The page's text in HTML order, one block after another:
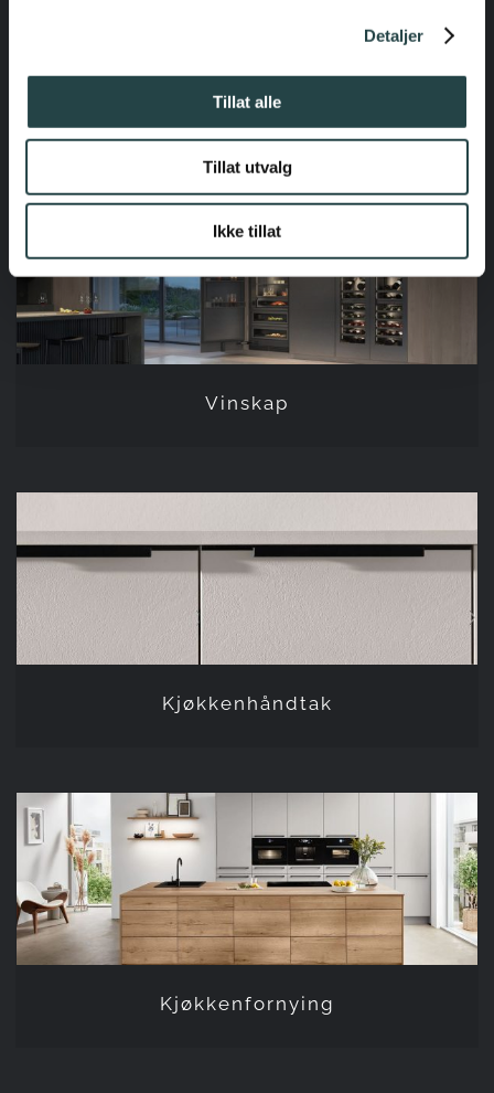
Detaljer
Tillat alle
Tillat utvalg
Ikke tillat
Hvitevarer fra Miele
Vinskap
Vinskap
Kjøkkenhåndtak
Kjøkkenhåndtak
Kjøkkenfornying
Kjøkkenfornying